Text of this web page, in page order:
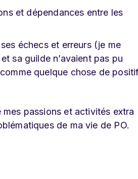
et dépendances entre les
échecs et erreurs (je me
sa guilde n’avaient pas pu
quelque chose de
mes passions et activités extra
de ma vie de PO.